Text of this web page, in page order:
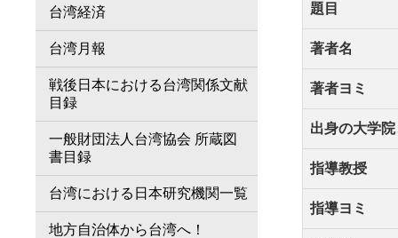
題目
著者名
著者ヨミ
出身の大学
指導教授
指導ヨミ
台湾経済
台湾月報
戦後日本における台湾関係文献
目録
一般財団法人台湾協会 所蔵図
書目録
台湾における日本研究機関一覧
地方自治体から台湾へ！